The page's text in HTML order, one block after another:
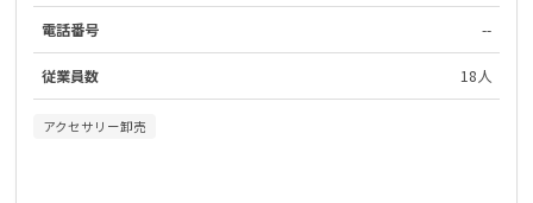
電話番号 --
従業員数 18人
アクセサリー卸売